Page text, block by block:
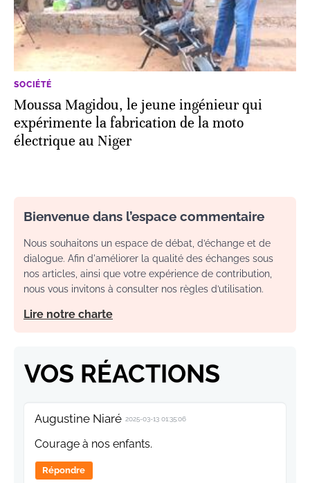
SOCIÉTÉ
Moussa Magidou, le jeune ingénieur qui
expérimente la fabrication de la moto
électrique au Niger
Bienvenue dans l’espace commentaire
Nous souhaitons un espace de débat, d’échange et de
dialogue. Afin d'améliorer la qualité des échanges sous
nos articles, ainsi que votre expérience de contribution,
nous vous invitons à consulter nos règles d’utilisation.
Lire notre charte
VOS RÉACTIONS
Augustine Niaré 2025-03-13 01:35:06
Courage à nos enfants.
Répondre